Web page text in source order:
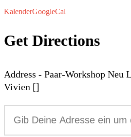
KalenderGoogleCal
Get Directions
Address - Paar-Workshop Neu
Vivien []